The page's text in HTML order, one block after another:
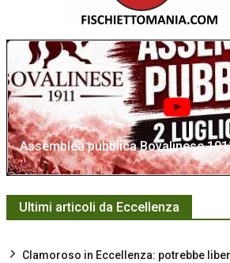
Assemblea pubblica Bovalinese
Ultimi articoli da Eccellenza
Clamoroso in Eccellenza: potrebbe